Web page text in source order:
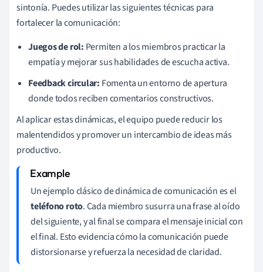
sintonía. Puedes utilizar las siguientes técnicas para
fortalecer la comunicación:
Juegos de rol: Permiten a los miembros practicar la
empatía y mejorar sus habilidades de escucha activa.
Feedback circular: Fomenta un entorno de apertura
donde todos reciben comentarios constructivos.
Al aplicar estas dinámicas, el equipo puede reducir los
malentendidos y promover un intercambio de ideas más
productivo.
Un ejemplo clásico de dinámica de comunicación es el
teléfono roto. Cada miembro susurra una frase al oído
del siguiente, y al final se compara el mensaje inicial con
el final. Esto evidencia cómo la comunicación puede
distorsionarse y refuerza la necesidad de claridad.